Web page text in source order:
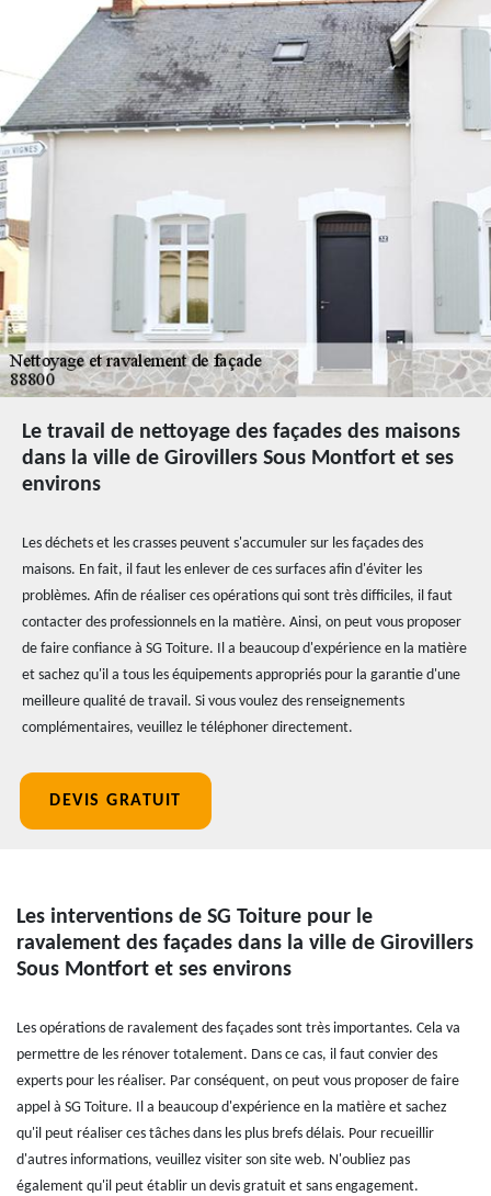
Le travail de nettoyage des façades des maisons
dans la ville de Girovillers Sous Montfort et ses
environs
Les déchets et les crasses peuvent s'accumuler sur les façades des
maisons. En fait, il faut les enlever de ces surfaces afin d'éviter les
problèmes. Afin de réaliser ces opérations qui sont très difficiles, il faut
contacter des professionnels en la matière. Ainsi, on peut vous proposer
de faire confiance à SG Toiture. Il a beaucoup d'expérience en la matière
et sachez qu'il a tous les équipements appropriés pour la garantie d'une
meilleure qualité de travail. Si vous voulez des renseignements
complémentaires, veuillez le téléphoner directement.
DEVIS GRATUIT
Les interventions de SG Toiture pour le
ravalement des façades dans la ville de Girovillers
Sous Montfort et ses environs
Les opérations de ravalement des façades sont très importantes. Cela va
permettre de les rénover totalement. Dans ce cas, il faut convier des
experts pour les réaliser. Par conséquent, on peut vous proposer de faire
appel à SG Toiture. Il a beaucoup d'expérience en la matière et sachez
qu'il peut réaliser ces tâches dans les plus brefs délais. Pour recueillir
d'autres informations, veuillez visiter son site web. N'oubliez pas
également qu'il peut établir un devis gratuit et sans engagement.